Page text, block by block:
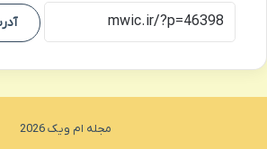
مجله ام ویک 2026